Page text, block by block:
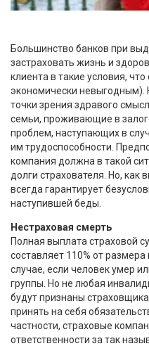
Большинство банков при
застраховать жизнь и
клиента в такие условия, что
экономически невыгодным).
точки зрения здравого
семьи, проживающие в
проблем, наступающих в
им трудоспособности.
компания должна в такой
долги страхователя. Но, как
всегда гарантирует
наступившей беды.
Нестраховая смерть
Полная выплата страховой
составляет 110% от
случае, если человек умер
группы. Но не любая
будут признаны
принять на себя
частности, страховые
ответственности за так